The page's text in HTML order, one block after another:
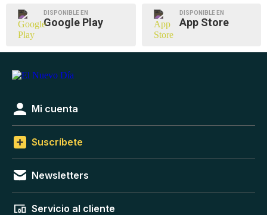
DISPONIBLE EN
Google Play
DISPONIBLE EN
App Store
Mi cuenta
Suscríbete
Newsletters
Servicio al cliente